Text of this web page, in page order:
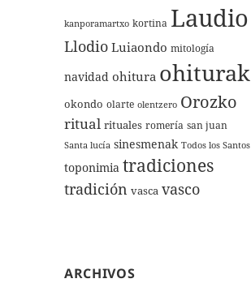
kanporamartxo kortina Laudio
Llodio Luiaondo mitología
navidad ohitura ohiturak
okondo olarte olentzero Orozko
ritual rituales romería san juan
Santa lucía sinesmenak Todos los Santos
toponimia tradiciones
tradición vasca vasco
ARCHIVOS